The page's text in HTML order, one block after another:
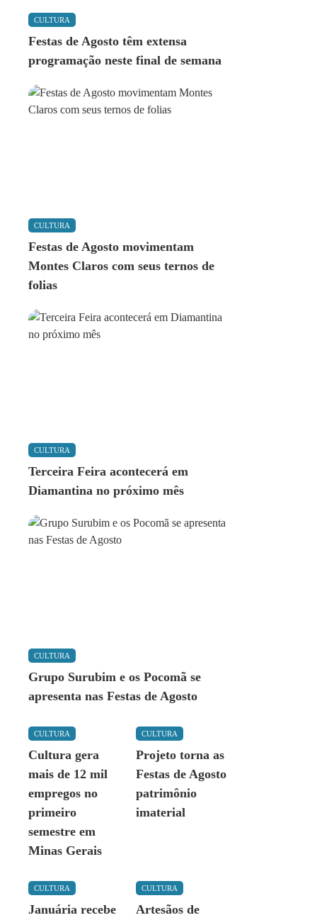
CULTURA
Festas de Agosto têm extensa
programação neste final de semana
CULTURA
Festas de Agosto movimentam
Montes Claros com seus ternos de
folias
CULTURA
Terceira Feira acontecerá em
Diamantina no próximo mês
CULTURA
Grupo Surubim e os Pocomã se
apresenta nas Festas de Agosto
CULTURA
Cultura gera
mais de 12 mil
empregos no
primeiro
semestre em
Minas Gerais
CULTURA
Projeto torna as
Festas de Agosto
patrimônio
imaterial
CULTURA
Januária recebe
CULTURA
Artesãos de